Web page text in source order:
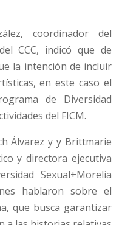
coordinador del
CCC, indicó que de
la intención de incluir
en este caso el
de Diversidad
del FICM.
Álvarez y y Brittmarie
y directora ejecutiva
Sexual+Morelia
hablaron sobre el
que busca garantizar